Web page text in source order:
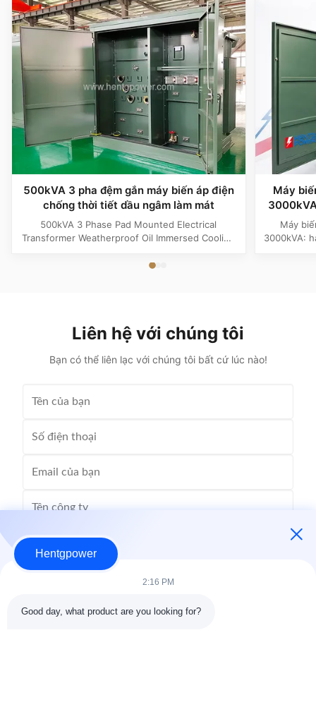
500kVA 3 pha đệm gắn máy biến áp điện
chống thời tiết dầu ngâm làm mát
500kVA 3 Phase Pad Mounted Electrical
Transformer Weatherproof Oil Immersed Cooling
Distribution transformer, power transformer, Oil-
Máy
dùng
Máy
3000kVA:
Liên hệ với chúng tôi
Bạn có thể liên lạc với chúng tôi bất cứ lúc nào!
Hentgpower
2:16 PM
Good day, what product are you looking for?